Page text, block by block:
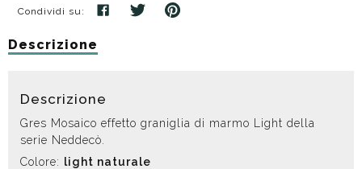
Condividi su:
Descrizione
Descrizione
Gres Mosaico effetto graniglia di marmo Light della
serie Neddecò.
Colore: light naturale